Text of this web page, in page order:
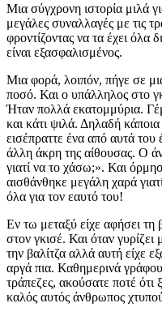
Μια σύγχρονη ιστορία μιλά
μεγάλες συναλλαγές με τις
φροντίζοντας να τα έχει όλα
είναι εξασφαλισμένος.
Μια φορά, λοιπόν, πήγε σε
ποσό. Και ο υπάλληλος στο
Ήταν πολλά εκατομμύρια.
και κάτι ψιλά. Δηλαδή
εισέπραττε ένα από αυτά
άλλη άκρη της αίθουσας. Ο
γιατί να το χάσω;». Και
αισθάνθηκε μεγάλη χαρά
όλα για τον εαυτό του!
Εν τω μεταξύ είχε αφήσει τη
στον γκισέ. Και όταν γυρίζει
την βαλίτζα αλλά αυτή είχε
αργά πια. Καθημερινά
τράπεζες, ακούσατε ποτέ
καλός αυτός άνθρωπος